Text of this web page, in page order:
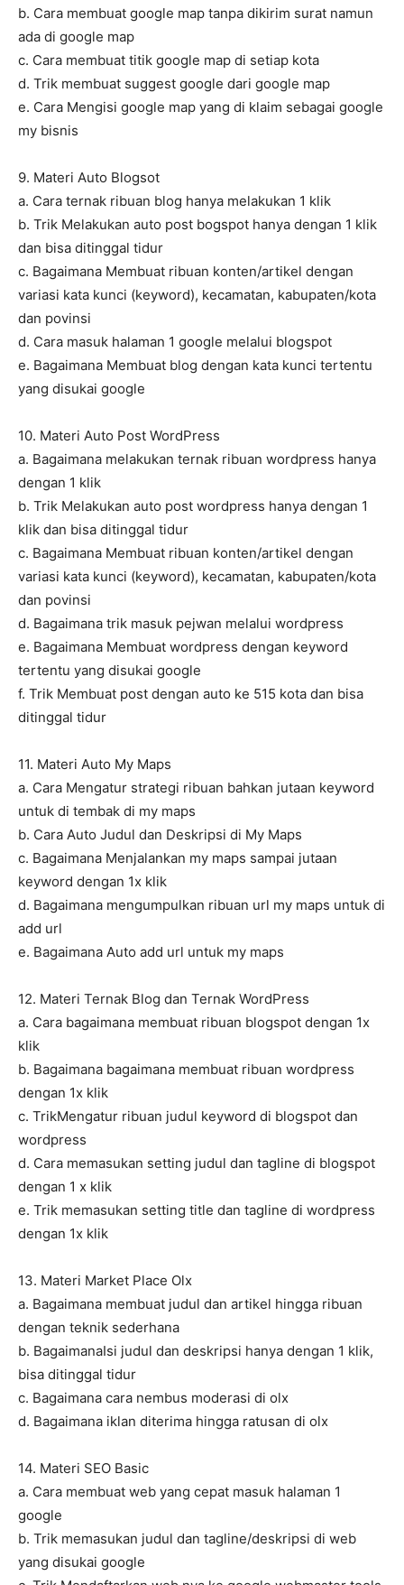
b. Cara membuat google map tanpa dikirim surat namun
ada di google map
c. Cara membuat titik google map di setiap kota
d. Trik membuat suggest google dari google map
e. Cara Mengisi google map yang di klaim sebagai google
my bisnis
9. Materi Auto Blogsot
a. Cara ternak ribuan blog hanya melakukan 1 klik
b. Trik Melakukan auto post bogspot hanya dengan 1 klik
dan bisa ditinggal tidur
c. Bagaimana Membuat ribuan konten/artikel dengan
variasi kata kunci (keyword), kecamatan, kabupaten/kota
dan povinsi
d. Cara masuk halaman 1 google melalui blogspot
e. Bagaimana Membuat blog dengan kata kunci tertentu
yang disukai google
10. Materi Auto Post WordPress
a. Bagaimana melakukan ternak ribuan wordpress hanya
dengan 1 klik
b. Trik Melakukan auto post wordpress hanya dengan 1
klik dan bisa ditinggal tidur
c. Bagaimana Membuat ribuan konten/artikel dengan
variasi kata kunci (keyword), kecamatan, kabupaten/kota
dan povinsi
d. Bagaimana trik masuk pejwan melalui wordpress
e. Bagaimana Membuat wordpress dengan keyword
tertentu yang disukai google
f. Trik Membuat post dengan auto ke 515 kota dan bisa
ditinggal tidur
11. Materi Auto My Maps
a. Cara Mengatur strategi ribuan bahkan jutaan keyword
untuk di tembak di my maps
b. Cara Auto Judul dan Deskripsi di My Maps
c. Bagaimana Menjalankan my maps sampai jutaan
keyword dengan 1x klik
d. Bagaimana mengumpulkan ribuan url my maps untuk di
add url
e. Bagaimana Auto add url untuk my maps
12. Materi Ternak Blog dan Ternak WordPress
a. Cara bagaimana membuat ribuan blogspot dengan 1x
klik
b. Bagaimana bagaimana membuat ribuan wordpress
dengan 1x klik
c. TrikMengatur ribuan judul keyword di blogspot dan
wordpress
d. Cara memasukan setting judul dan tagline di blogspot
dengan 1 x klik
e. Trik memasukan setting title dan tagline di wordpress
dengan 1x klik
13. Materi Market Place Olx
a. Bagaimana membuat judul dan artikel hingga ribuan
dengan teknik sederhana
b. BagaimanaIsi judul dan deskripsi hanya dengan 1 klik,
bisa ditinggal tidur
c. Bagaimana cara nembus moderasi di olx
d. Bagaimana iklan diterima hingga ratusan di olx
14. Materi SEO Basic
a. Cara membuat web yang cepat masuk halaman 1
google
b. Trik memasukan judul dan tagline/deskripsi di web
yang disukai google